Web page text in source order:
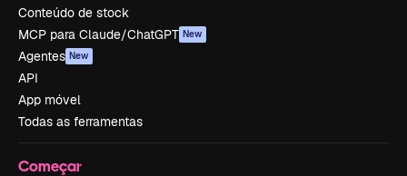
Conteúdo de stock
MCP para Claude/ChatGPT New
Agentes New
API
App móvel
Todas as ferramentas
Começar